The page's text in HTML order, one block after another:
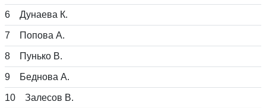
6 Дунаева К.
7 Попова А.
8 Пунько В.
9 Беднова А.
10 Залесов В.